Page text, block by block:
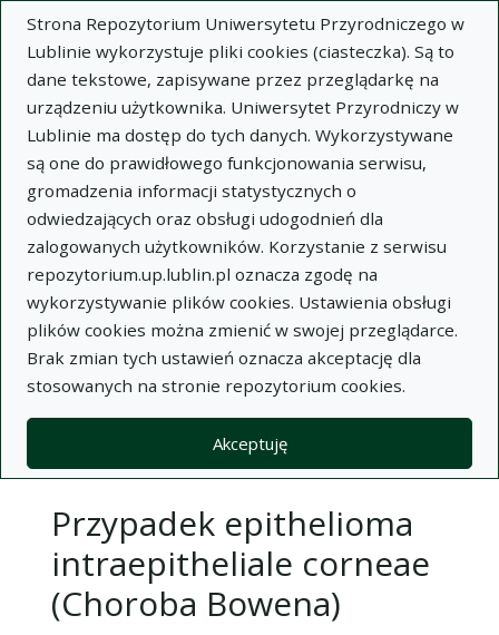
Strona Repozytorium Uniwersytetu Przyrodniczego w
Lublinie wykorzystuje pliki cookies (ciasteczka). Są to
dane tekstowe, zapisywane przez przeglądarkę na
urządzeniu użytkownika. Uniwersytet Przyrodniczy w
Lublinie ma dostęp do tych danych. Wykorzystywane
są one do prawidłowego funkcjonowania serwisu,
gromadzenia informacji statystycznych o
odwiedzających oraz obsługi udogodnień dla
zalogowanych użytkowników. Korzystanie z serwisu
repozytorium.up.lublin.pl oznacza zgodę na
wykorzystywanie plików cookies. Ustawienia obsługi
plików cookies można zmienić w swojej przeglądarce.
Brak zmian tych ustawień oznacza akceptację dla
stosowanych na stronie repozytorium cookies.
Akceptuję
Wyszukaj
Repozytorium Uniwersytetu
Przyrodniczego w Lublinie
Kolekcje
artykuł
Przypadek epithelioma intraepitheliale corneae (Choroba
Przypadek epithelioma
intraepitheliale corneae
(Choroba Bowena)